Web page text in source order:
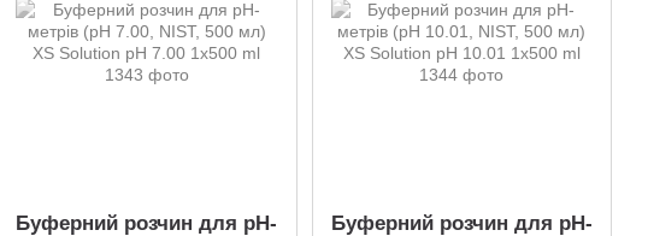
Буферний розчин для pH-
Буферний розчин для pH-